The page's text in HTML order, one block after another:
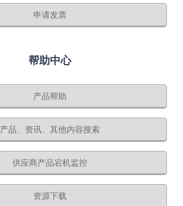
申请发票
帮助中心
产品帮助
产品、资讯、其他内容搜索
供应商产品宕机监控
资源下载